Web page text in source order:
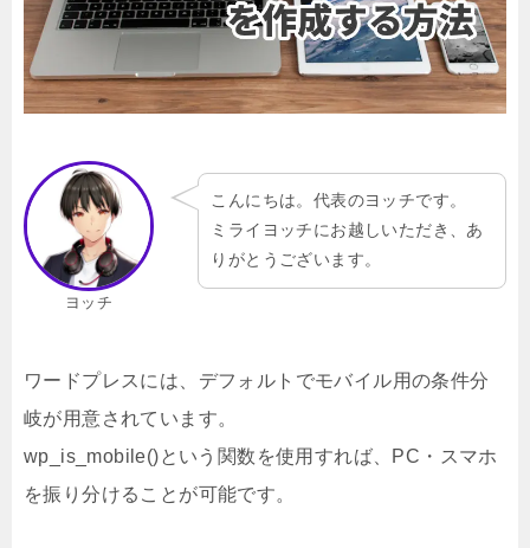
ヨッチ
こんにちは。代表のヨッチです。
ミライヨッチにお越しいただき、あ
りがとうございます。
ワードプレスには、デフォルトでモバイル用の条件分
岐が用意されています。
wp_is_mobile()という関数を使用すれば、PC・スマホ
を振り分けることが可能です。